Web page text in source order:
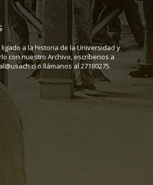
a la historia de la Universidad y
con nuestro Archivo, escríbenos a
o llámanos al 27180275.